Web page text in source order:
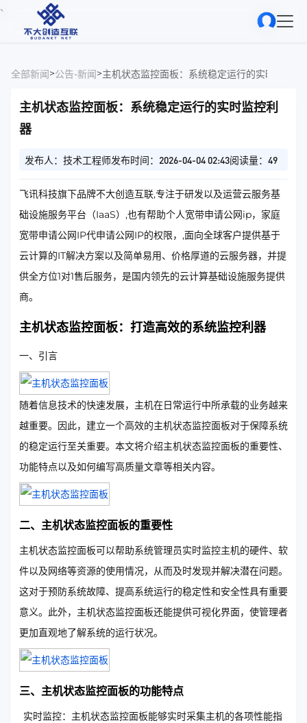
、
全部新闻>公告-新闻>主机状态监控面板：系统稳定运行的实时监控利
主机状态监控面板：系统稳定运行的实时监控利
器
发布人：技术工程师发布时间：2026-04-04 02:43阅读量：49
飞讯科技旗下品牌不大创造互联,专注于研发以及运营云服务基
础设施服务平台（IaaS）,也有帮助个人宽带申请公网ip，家庭
宽带申请公网IP代申请公网IP的权限，,面向全球客户提供基于
云计算的IT解决方案以及简单易用、价格厚道的云服务器，并提
供全方位1对1售后服务，是国内领先的云计算基础设施服务提供
商。
主机状态监控面板：打造高效的系统监控利器
一、引言
随着信息技术的快速发展，主机在日常运行中所承载的业务越来
越重要。因此，建立一个高效的主机状态监控面板对于保障系统
的稳定运行至关重要。本文将介绍主机状态监控面板的重要性、
功能特点以及如何编写高质量文章等相关内容。
二、主机状态监控面板的重要性
主机状态监控面板可以帮助系统管理员实时监控主机的硬件、软
件以及网络等资源的使用情况，从而及时发现并解决潜在问题。
这对于预防系统故障、提高系统运行的稳定性和安全性具有重要
意义。此外，主机状态监控面板还能提供可视化界面，使管理者
更加直观地了解系统的运行状况。
三、主机状态监控面板的功能特点
实时监控：主机状态监控面板能够实时采集主机的各项性能指